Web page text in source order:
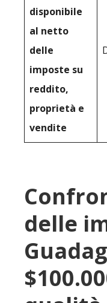
disponibile
al netto
delle
imposte su
reddito,
proprietà e
vendite
delle